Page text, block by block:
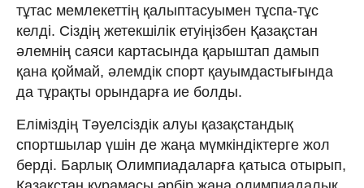
тұтас мемлекеттің қалыптасуымен тұспа-тұс
келді. Сіздің жетекшілік етуіңізбен Қазақстан
әлемнің саяси картасында қарыштап дамып
қана қоймай, әлемдік спорт қауымдастығында
да тұрақты орындарға ие болды.
Еліміздің Тәуелсіздік алуы қазақстандық
спортшылар үшін де жаңа мүмкіндіктерге жол
берді. ​Барлық Олимпиадаларға қатыса отырып,